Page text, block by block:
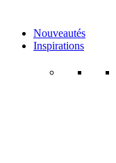
Nouveautés
Inspirations